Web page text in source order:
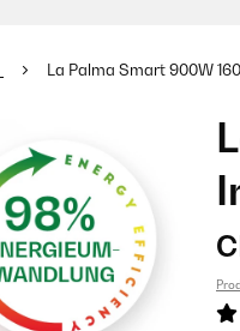
La Palma Smart 900W